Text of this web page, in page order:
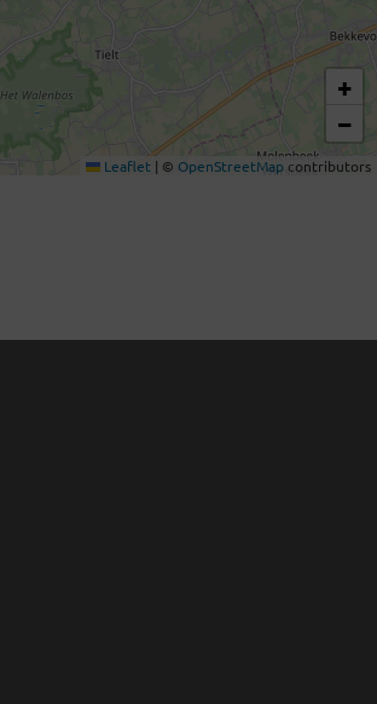
+
−
Leaflet | © OpenStreetMap contributors